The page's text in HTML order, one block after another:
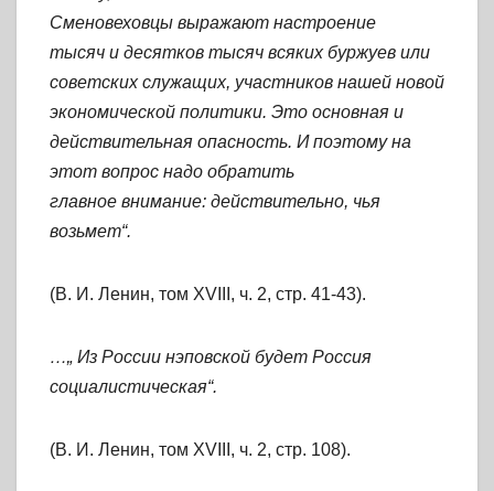
Сменовеховцы выражают настроение
тысяч и десятков тысяч всяких буржуев или
советских служащих, участников нашей новой
экономической политики. Это основная и
действительная опасность. И поэтому на
этот вопрос надо обратить
главное внимание: действительно, чья
возьмет“.
(В. И. Ленин, том XVIII, ч. 2, стр. 41-43).
…„ Из России нэповской будет Россия
социалистическая“.
(В. И. Ленин, том XVIII, ч. 2, стр. 108).